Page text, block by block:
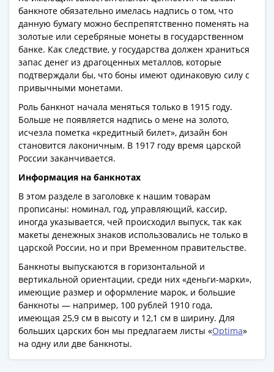
1991
Гражданская
война
Банкноты
царской
России
Частные
выпуски
Банкноты
красивыми
Лотерейные
билеты
Евросувенир
евро"
Облигации
акции
Чеки
купоны
ВНЕШПОСЫЛТОРГ
Дорожные
банкноте обязательно имелась надпись о том, что
данную бумагу можно беспрепятственно поменять на
золотые или серебряные монеты в государственном
банке. Как следствие, у государства должен храниться
запас денег из драгоценных металлов, которые
подтверждали бы, что боны имеют одинаковую силу с
привычными монетами.
Роль банкнот начала меняться только в 1915 году.
Больше не появляется надпись о мене на золото,
исчезла пометка «кредитный билет», дизайн бон
становится лаконичным. В 1917 году время царской
России заканчивается.
Информация на банкнотах
В этом разделе в заголовке к нашим товарам
прописаны: номинал, год, управляющий, кассир,
иногда указывается, чей происходил выпуск, так как
макеты денежных знаков использовались не только в
царской России, но и при Временном правительстве.
Банкноты выпускаются в горизонтальной и
вертикальной ориентации, среди них «деньги-марки»,
имеющие размер и оформление марок, и большие
банкноты — например, 100 рублей 1910 года,
имеющая 25,9 см в высоту и 12,1 см в ширину. Для
больших царских бон мы предлагаем листы «Optima»
на одну или две банкноты.